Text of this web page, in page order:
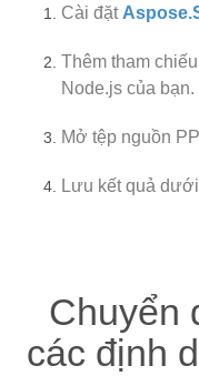
Cài đặt
Thêm tham
Node.js của bạn.
Mở tệp nguồn
Lưu kết quả
Chuyển
các định